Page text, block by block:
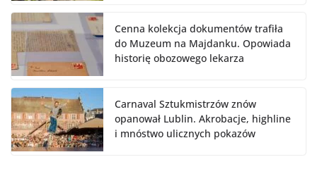
Cenna kolekcja dokumentów trafiła
do Muzeum na Majdanku. Opowiada
historię obozowego lekarza
Carnaval Sztukmistrzów znów
opanował Lublin. Akrobacje, highline
i mnóstwo ulicznych pokazów